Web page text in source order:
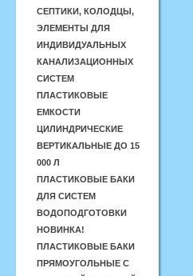
СЕПТИКИ, КОЛОДЦЫ,
ЭЛЕМЕНТЫ ДЛЯ
ИНДИВИДУАЛЬНЫХ
КАНАЛИЗАЦИОННЫХ
СИСТЕМ
ПЛАСТИКОВЫЕ
ЕМКОСТИ
ЦИЛИНДРИЧЕСКИЕ
ВЕРТИКАЛЬНЫЕ ДО 15
000 Л
ПЛАСТИКОВЫЕ БАКИ
ДЛЯ СИСТЕМ
ВОДОПОДГОТОВКИ
НОВИНКА!
ПЛАСТИКОВЫЕ БАКИ
ПРЯМОУГОЛЬНЫЕ С